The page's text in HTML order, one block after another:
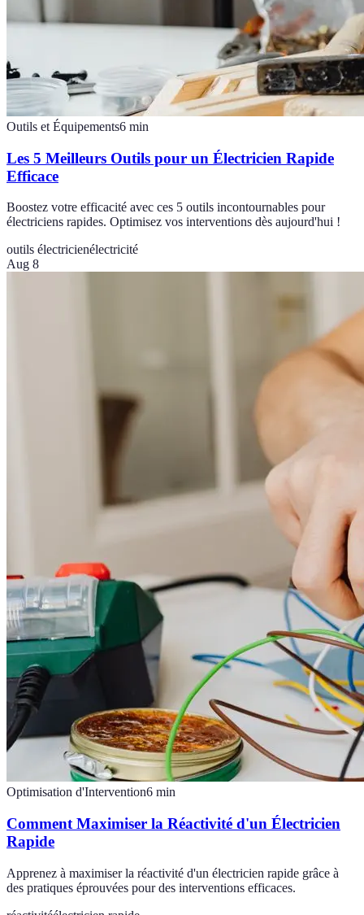
Outils et Équipements6 min
Les 5 Meilleurs Outils pour un Électricien Rapide
Efficace
Boostez votre efficacité avec ces 5 outils incontournables pour
électriciens rapides. Optimisez vos interventions dès aujourd'hui !
outils électricienélectricité
Aug 8
Optimisation d'Intervention6 min
Comment Maximiser la Réactivité d'un Électricien
Rapide
Apprenez à maximiser la réactivité d'un électricien rapide grâce à
des pratiques éprouvées pour des interventions efficaces.